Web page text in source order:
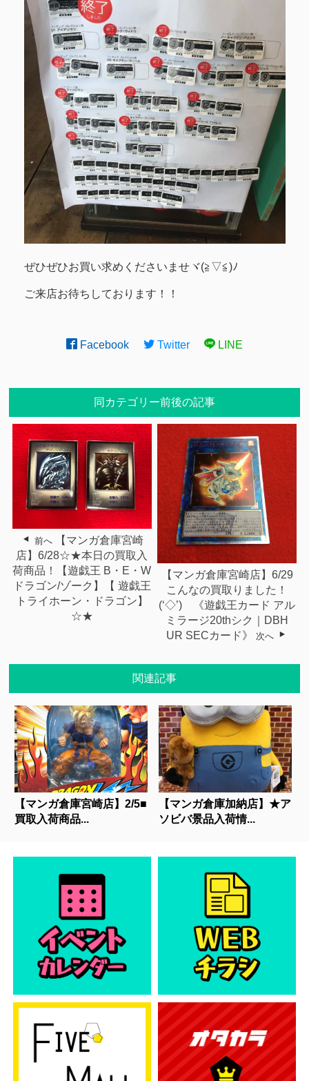
ぜひぜひお買い求めくださいませヾ(≧▽≦)ﾉ
ご来店お待ちしております！！
Facebook Twitter LINE
同カテゴリー前後の記事
前へ
【マンガ倉庫宮崎
店】6/28☆★本日の買取入
荷商品！【遊戯王 B・E・W
ドラゴン/ゾーク】【 遊戯王
トライホーン・ドラゴン】
☆★
【マンガ倉庫宮崎店】6/29
こんなの買取りました！
(‘◇’)ゞ《遊戯王カード アル
ミラージ20thシク｜DBH
UR SECカード》
次へ
関連記事
【マンガ倉庫宮崎店】2/5■
買取入荷商品...
【マンガ倉庫加納店】★ア
ソビバ景品入荷情...